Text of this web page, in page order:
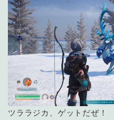
ツララジカ、ゲットだぜ！